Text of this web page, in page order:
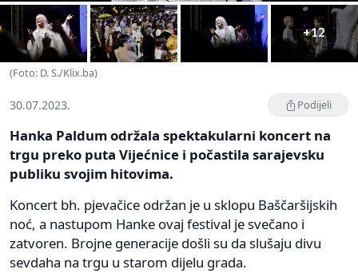
+12
(Foto: D. S./Klix.ba)
30.07.2023. Podijeli
Hanka Paldum održala spektakularni koncert na
trgu preko puta Vijećnice i počastila sarajevsku
publiku svojim hitovima.
Koncert bh. pjevačice održan je u sklopu Baščaršijskih
noć, a nastupom Hanke ovaj festival je svečano i
zatvoren. Brojne generacije došli su da slušaju divu
sevdaha na trgu u starom dijelu grada.